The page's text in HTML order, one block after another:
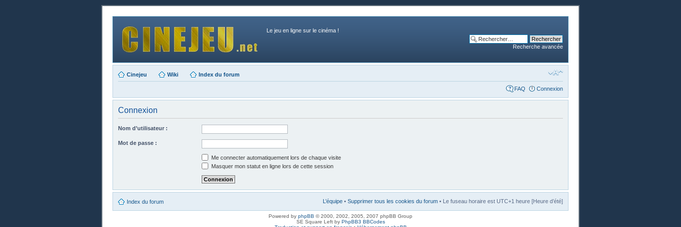
Le jeu en ligne sur le cinéma !
Recherche avancée
Cinejeu Wiki Index du forum
FAQ Connexion
Connexion
Nom d’utilisateur :
Mot de passe :
Me connecter automatiquement lors de chaque visite
Masquer mon statut en ligne lors de cette session
Index du forum L’équipe • Supprimer tous les cookies du forum • Le fuseau horaire est UTC+1 heure [Heure d’été]
Powered by phpBB © 2000, 2002, 2005, 2007 phpBB Group
SE Square Left by PhpBB3 BBCodes